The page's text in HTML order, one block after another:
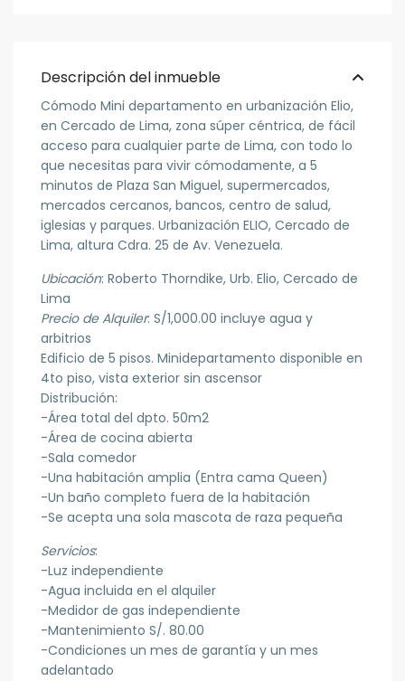
Descripción del inmueble
Cómodo Mini departamento en urbanización Elio,
en Cercado de Lima, zona súper céntrica, de fácil
acceso para cualquier parte de Lima, con todo lo
que necesitas para vivir cómodamente, a 5
minutos de Plaza San Miguel, supermercados,
mercados cercanos, bancos, centro de salud,
iglesias y parques. Urbanización ELIO, Cercado de
Lima, altura Cdra. 25 de Av. Venezuela.
Ubicación: Roberto Thorndike, Urb. Elio, Cercado de
Lima
Precio de Alquiler: S/1,000.00 incluye agua y
arbitrios
Edificio de 5 pisos. Minidepartamento disponible en
4to piso, vista exterior sin ascensor
Distribución:
-Área total del dpto. 50m2
-Área de cocina abierta
-Sala comedor
-Una habitación amplia (Entra cama Queen)
-Un baño completo fuera de la habitación
-Se acepta una sola mascota de raza pequeña
Servicios:
-Luz independiente
-Agua incluida en el alquiler
-Medidor de gas independiente
-Mantenimiento S/. 80.00
-Condiciones un mes de garantía y un mes
adelantado